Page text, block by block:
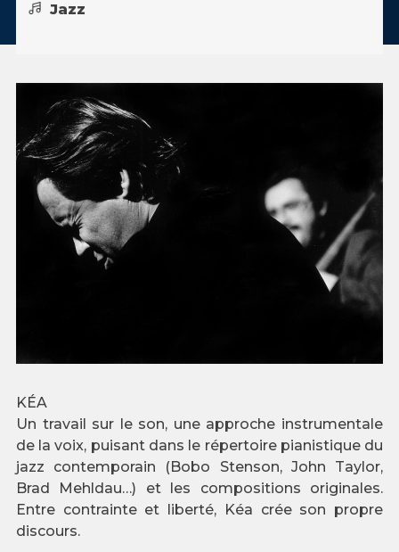
Jazz
KÉA
Un travail sur le son, une approche instrumentale
de la voix, puisant dans le répertoire pianistique du
jazz contemporain (Bobo Stenson, John Taylor,
Brad Mehldau…) et les compositions originales.
Entre contrainte et liberté, Kéa crée son propre
discours.